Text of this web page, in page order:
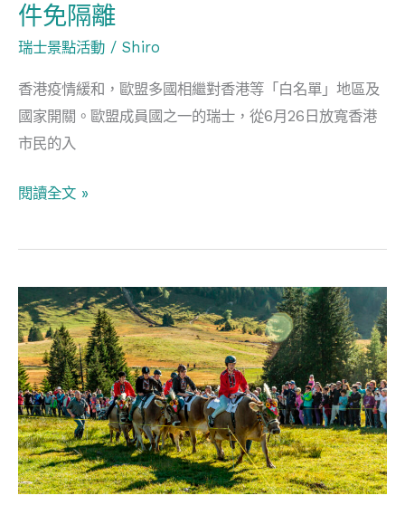
件免隔離
瑞士景點活動 / Shiro
香港疫情緩和，歐盟多國相繼對香港等「白名單」地區及
國家開關。歐盟成員國之一的瑞士，從6月26日放寬香港
市民的入
一
個
件
免
隔
閱讀全文 »
We
need
Switzerland
瑞
士
搶
先
開